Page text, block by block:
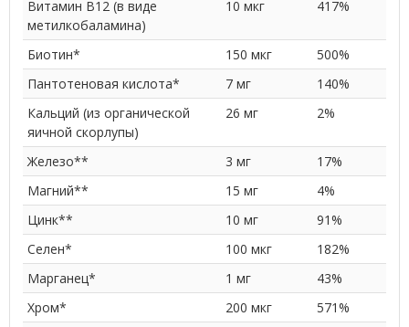
Витамин В12 (в виде
метилкобаламина)
10 мкг 417%
Биотин* 150 мкг
500%
Пантотеновая кислота*
7 мг
140%
Кальций (из органической
яичной скорлупы)
26 мг 2%
Железо** 3 мг
17%
Магний**
15 мг
4%
Цинк**
10 мг
91%
Селен*
100 мкг
182%
Марганец*
1 мг
43%
Хром*
200 мкг
571%